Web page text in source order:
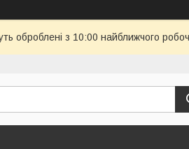
оброблені з 10:00 найближчого